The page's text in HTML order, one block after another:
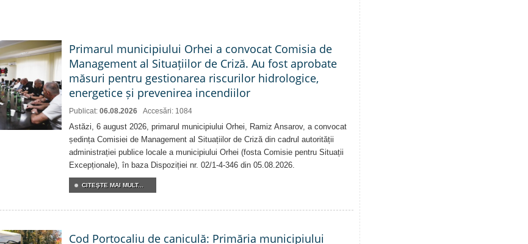
Primarul municipiului Orhei a convocat Comisia de
Management al Situațiilor de Criză. Au fost aprobate
măsuri pentru gestionarea riscurilor hidrologice,
energetice și prevenirea incendiilor
Publicat: 06.08.2026 Accesări: 1084
Astăzi, 6 august 2026, primarul municipiului Orhei, Ramiz Ansarov, a convocat
ședința Comisiei de Management al Situațiilor de Criză din cadrul autorității
administrației publice locale a municipiului Orhei (fosta Comisie pentru Situații
Excepționale), în baza Dispoziției nr. 02/1-4-346 din 05.08.2026.
CITEŞTE MAI MULT...
Cod Portocaliu de caniculă: Primăria municipiului